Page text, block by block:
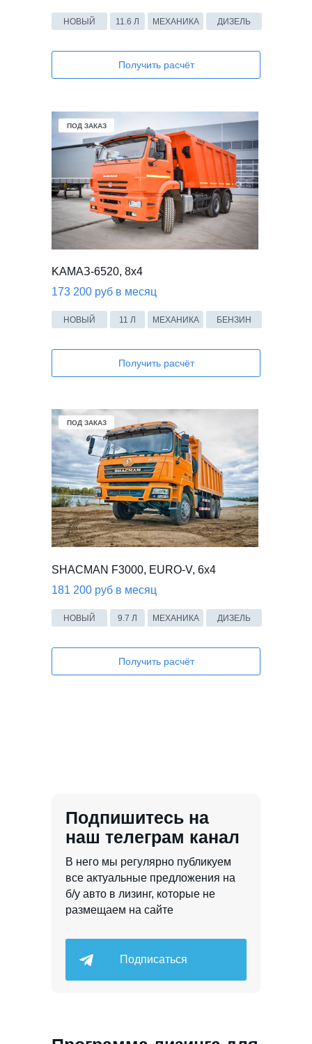
11.6 Л МЕХАНИКА ДИЗЕЛЬ
НОВЫЙ
KАМАЗ-6520, 8x4
173 200 руб в месяц
11 Л МЕХАНИКА БЕНЗИН
НОВЫЙ
Получить расчёт
Получить расчёт
В НАЛИЧИИ
SHACMAN F3000, EURO-V, 6x4
181 200 руб в месяц
9.7 Л МЕХАНИКА ДИЗЕЛЬ
НОВЫЙ
Получить расчёт
ПОД ЗАКАЗ
ПОД ЗАКАЗ
В него мы регулярно публикуем
все актуальные предложения на
б/у авто в лизинг, которые не
размещаем на сайте
Подписаться
Подпишитесь на
наш телеграм канал